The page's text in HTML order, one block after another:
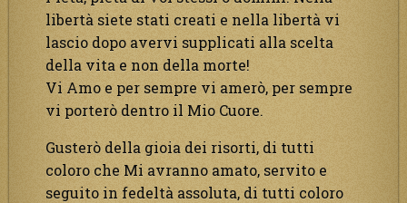
libertà siete stati creati e nella libertà vi
lascio dopo avervi supplicati alla scelta
della vita e non della morte!
Vi Amo e per sempre vi amerò, per sempre
vi porterò dentro il Mio Cuore.
Gusterò della gioia dei risorti, di tutti
coloro che Mi avranno amato, servito e
seguito in fedeltà assoluta, di tutti coloro